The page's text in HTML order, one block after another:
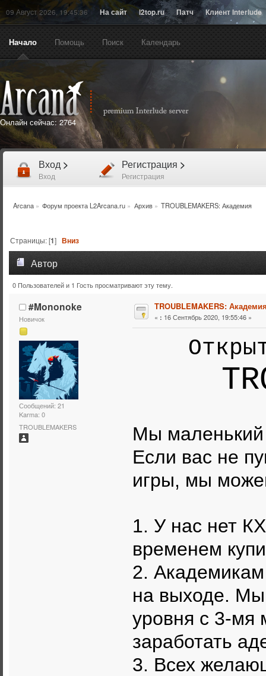
09 Август 2026, 19:45:36 На сайт l2top.ru Патч Клиент Interlude
Начало Помощь Поиск Календарь
Онлайн сейчас: 2764
Вход >
Вход
Регистрация >
Регистрация
Arcana» Форум проекта L2Arcana.ru » Архив» TROUBLEMAKERS: Академия
Страницы: [1]Вниз
Автор
Тема: TROUBLEMAKERS: Академия (Прочитано 12261
0 Пользователей и 1 Гость просматривают эту тему.
#Mononoke
Новичок
Сообщений: 21
Karma: 0
TROUBLEMAKERS
TROUBLEMAKERS:
« : 16 Сентябрь 2020, 19:55:46 »
Мы
Если вас не
игры, мы
1. У нас нет
временем
2.
на выходе. Мы
уровня с 3-мя
заработать
3. Всех